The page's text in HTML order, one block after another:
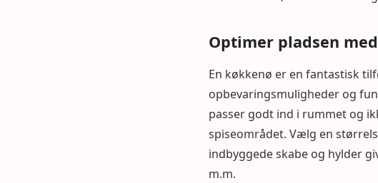
Optimer pladsen
En køkkenø er en fantastisk
opbevaringsmuligheder og
passer godt ind i rummet og
spiseområdet. Vælg en
indbyggede skabe og hylder
m.m.